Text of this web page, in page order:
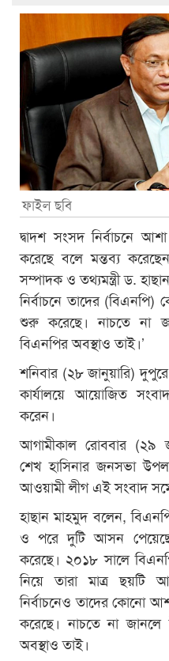
ফাইল ছবি
দ্বাদশ সংসদ নির্বাচনে
করেছে বলে মন্তব্য
সম্পাদক ও তথ্যমন্ত্রী ড.
নির্বাচনে তাদের
শুরু করেছে। নাচতে না
বিএনপির অবস্থাও তাই।’
শনিবার (২৮ জানুয়ারি)
কার্যালয়ে আয়োজিত
করেন।
আগামীকাল রোববার (২৯
শেখ হাসিনার জনসভা
আওয়ামী লীগ এই সংবাদ
হাছান মাহমুদ বলেন,
ও পরে দুটি আসন
করেছে। ২০১৮ সালে
নিয়ে তারা মাত্র ছয়টি
নির্বাচনেও তাদের কোনো
করেছে। নাচতে না
অবস্থাও তাই।